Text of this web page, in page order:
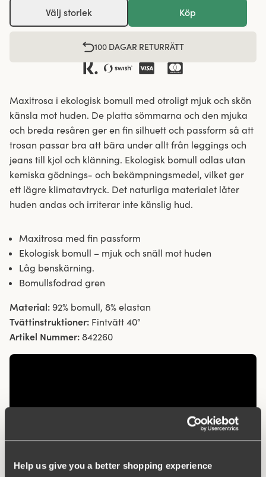
Help us give you a better shopping experience
Välj storlek Köp
100 DAGAR RETURRÄTT
Maxitrosa i ekologisk bomull med otroligt mjuk och skön
känsla mot huden. De platta sömmarna och den mjuka
och breda resåren ger en fin silhuett och passform så att
trosan passar bra att bära under allt från leggings och
jeans till kjol och klänning. Ekologisk bomull odlas utan
kemiska gödnings- och bekämpningsmedel, vilket ger
ett lägre klimatavtryck. Det naturliga materialet låter
huden andas och irriterar inte känslig hud.
Maxitrosa med fin passform
Ekologisk bomull – mjuk och snäll mot huden
Låg benskärning.
Bomullsfodrad gren
Material: 92% bomull, 8% elastan
Tvättinstruktioner: Fintvätt 40°
Artikel Nummer: 842260